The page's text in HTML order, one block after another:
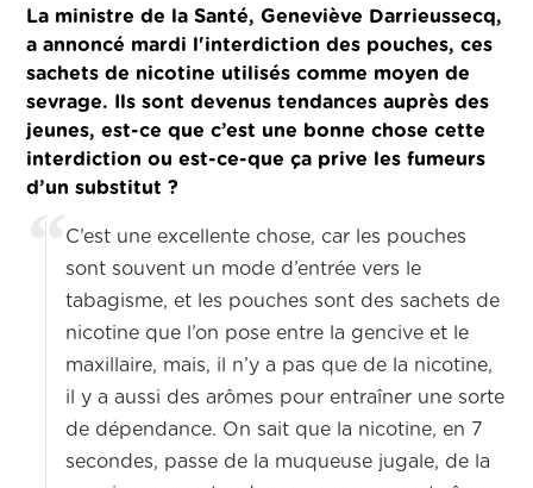
La ministre de la Santé, Geneviève Darrieussecq,
a annoncé mardi l'interdiction des pouches, ces
sachets de nicotine utilisés comme moyen de
sevrage. Ils sont devenus tendances auprès des
jeunes, est-ce que c’est une bonne chose cette
interdiction ou est-ce-que ça prive les fumeurs
d’un substitut ?
C’est une excellente chose, car les pouches
sont souvent un mode d’entrée vers le
tabagisme, et les pouches sont des sachets de
nicotine que l’on pose entre la gencive et le
maxillaire, mais, il n’y a pas que de la nicotine,
il y a aussi des arômes pour entraîner une sorte
de dépendance. On sait que la nicotine, en 7
secondes, passe de la muqueuse jugale, de la